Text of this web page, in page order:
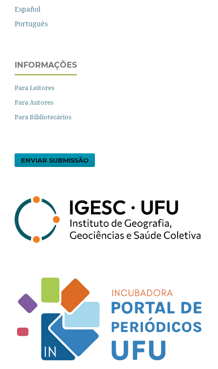
Español
Português
INFORMAÇÕES
Para Leitores
Para Autores
Para Bibliotecários
ENVIAR SUBMISSÃO